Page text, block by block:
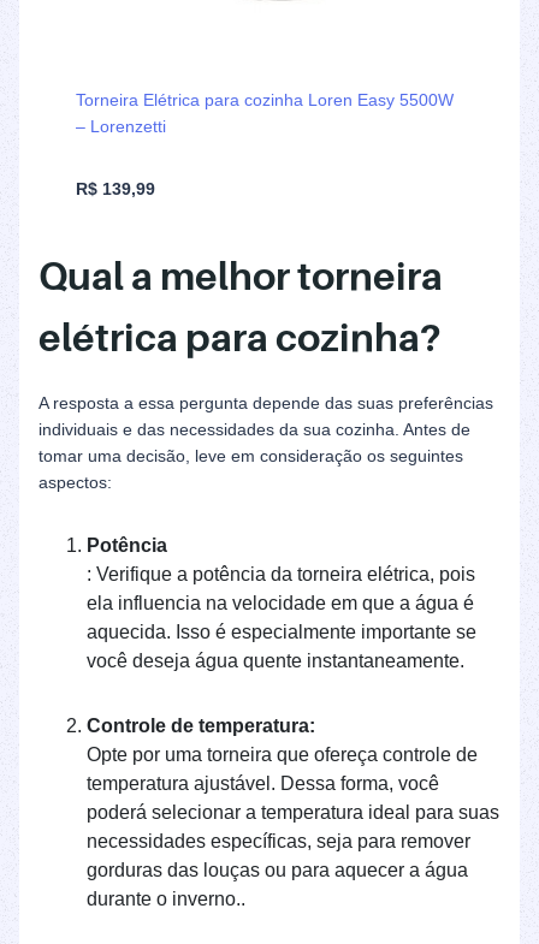
Torneira Elétrica para cozinha Loren Easy 5500W
– Lorenzetti
R$ 139,99
Qual a melhor torneira
elétrica para cozinha?
A resposta a essa pergunta depende das suas preferências
individuais e das necessidades da sua cozinha. Antes de
tomar uma decisão, leve em consideração os seguintes
aspectos:
Potência
: Verifique a potência da torneira elétrica, pois
ela influencia na velocidade em que a água é
aquecida. Isso é especialmente importante se
você deseja água quente instantaneamente.
Controle de temperatura:
Opte por uma torneira que ofereça controle de
temperatura ajustável. Dessa forma, você
poderá selecionar a temperatura ideal para suas
necessidades específicas, seja para remover
gorduras das louças ou para aquecer a água
durante o inverno..